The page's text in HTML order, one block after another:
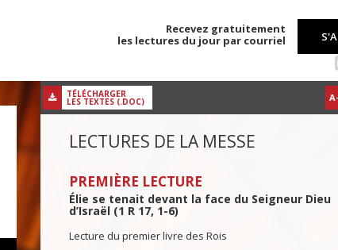
Recevez gratuitement
les lectures du jour par courriel
TÉLÉCHARGER
LES TEXTES (.DOC)
LECTURES DE LA MESSE
PREMIÈRE LECTURE
Élie se tenait devant la face du Seigneur Dieu
d’Israël (1 R 17, 1-6)
Lecture du premier livre des Rois